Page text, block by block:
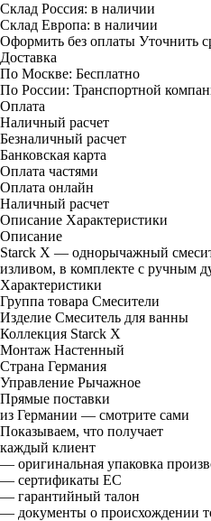
Склад Россия: в наличии
Склад Европа: в наличии
Оформить без оплаты Уточнить
Доставка
По Москве: Бесплатно
По России: Транспортной
Оплата
Наличный расчет
Безналичный расчет
Банковская карта
Оплата частями
Оплата онлайн
Наличный расчет
Описание Характеристики
Описание
Starck X — однорычажный
изливом, в комплекте с ручным
Характеристики
Группа товара Смесители
Изделие Смеситель для ванны
Коллекция Starck X
Монтаж Настенный
Страна Германия
Управление Рычажное
Прямые поставки
из Германии — смотрите сами
Показываем, что получает
каждый клиент
— оригинальная упаковка
— сертификаты ЕС
— гарантийный талон
— документы о происхождении